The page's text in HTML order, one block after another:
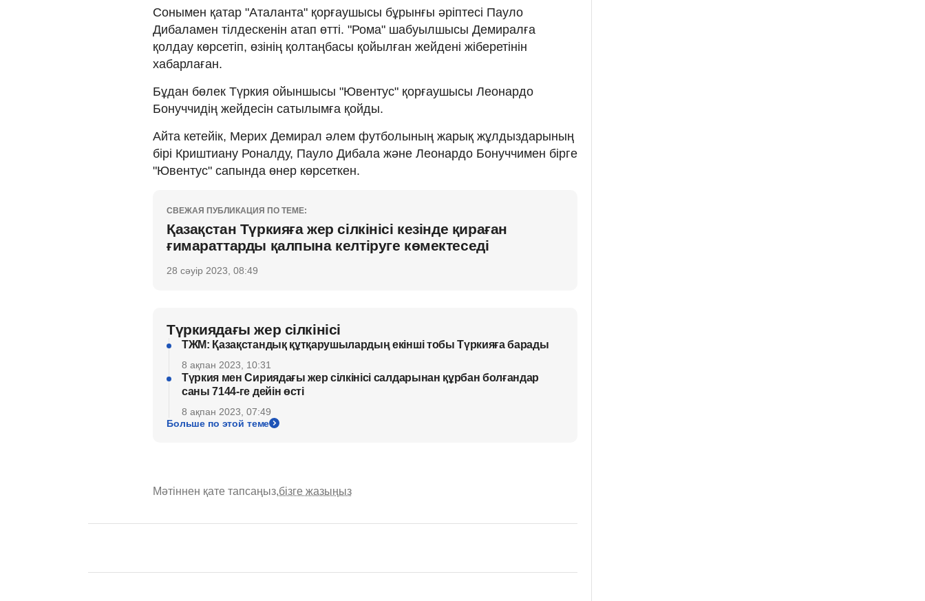
Сонымен қатар "Аталанта" қорғаушысы бұрынғы әріптесі Пауло
Дибаламен тілдескенін атап өтті. "Рома" шабуылшысы Демиралға
қолдау көрсетіп, өзінің қолтаңбасы қойылған жейдені жіберетінін
хабарлаған.
Бұдан бөлек Түркия ойыншысы "Ювентус" қорғаушысы Леонардо
Бонуччидің жейдесін сатылымға қойды.
Айта кетейік, Мерих Демирал әлем футболының жарық жұлдыздарының
бірі Криштиану Роналду, Пауло Дибала және Леонардо Бонуччимен бірге
"Ювентус" сапында өнер көрсеткен.
СВЕЖАЯ ПУБЛИКАЦИЯ ПО ТЕМЕ:
Қазақстан Түркияға жер сілкінісі кезінде қираған
ғимараттарды қалпына келтіруге көмектеседі
28 сәуір 2023, 08:49
Түркиядағы жер сілкінісі
ТЖМ: Қазақстандық құтқарушылардың екінші тобы Түркияға барады
8 ақпан 2023, 10:31
Түркия мен Сириядағы жер сілкінісі салдарынан құрбан болғандар
саны 7144-ге дейін өсті
8 ақпан 2023, 07:49
Больше по этой теме
Мәтіннен қате тапсаңыз,бізге жазыңыз